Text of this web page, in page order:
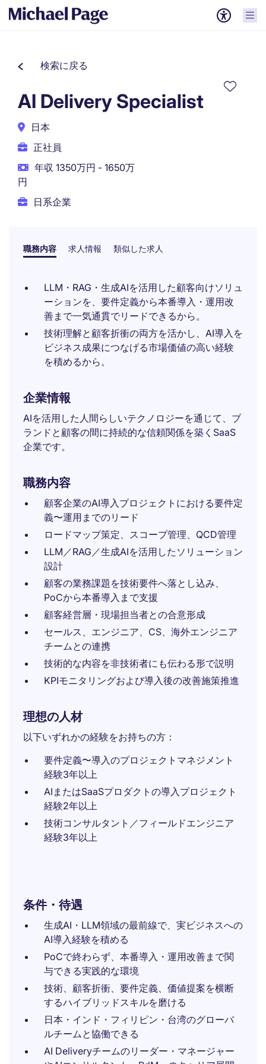
検索に戻る
AI Delivery Specialist
日本
正社員
年収 1350万円 - 1650万
円
日系企業
職務内容 求人情報 類似した求人
LLM・RAG・生成AIを活用した顧客向けソリュ
ーションを、要件定義から本番導入・運用改
善まで一気通貫でリードできるから。
技術理解と顧客折衝の両方を活かし、AI導入を
ビジネス成果につなげる市場価値の高い経験
を積めるから。
企業情報
AIを活用した人間らしいテクノロジーを通じて、ブ
ランドと顧客の間に持続的な信頼関係を築くSaaS
企業です。
職務内容
顧客企業のAI導入プロジェクトにおける要件定
義〜運用までのリード
ロードマップ策定、スコープ管理、QCD管理
LLM／RAG／生成AIを活用したソリューション
設計
顧客の業務課題を技術要件へ落とし込み、
PoCから本番導入まで支援
顧客経営層・現場担当者との合意形成
セールス、エンジニア、CS、海外エンジニア
チームとの連携
技術的な内容を非技術者にも伝わる形で説明
KPIモニタリングおよび導入後の改善施策推進
理想の人材
以下いずれかの経験をお持ちの方：
要件定義〜導入のプロジェクトマネジメント
経験3年以上
AIまたはSaaSプロダクトの導入プロジェクト
経験2年以上
技術コンサルタント／フィールドエンジニア
経験3年以上
条件・待遇
生成AI・LLM領域の最前線で、実ビジネスへの
AI導入経験を積める
PoCで終わらず、本番導入・運用改善まで関
与できる実践的な環境
技術、顧客折衝、要件定義、価値提案を横断
するハイブリッドスキルを磨ける
日本・インド・フィリピン・台湾のグローバ
ルチームと協働できる
AI Deliveryチームのリーダー・マネージャー